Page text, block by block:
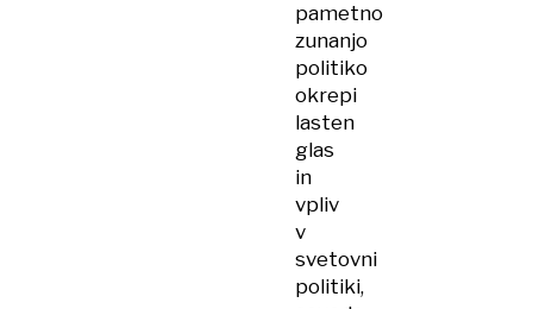
pametno
zunanjo
politiko
okrepi
lasten
glas
in
vpliv
v
svetovni
politiki,